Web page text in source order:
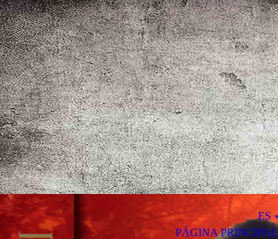
ES
PÁGINA PRINCIPAL